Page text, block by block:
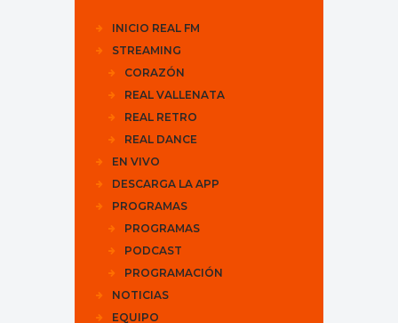
INICIO REAL FM
STREAMING
CORAZÓN
REAL VALLENATA
REAL RETRO
REAL DANCE
EN VIVO
DESCARGA LA APP
PROGRAMAS
PROGRAMAS
PODCAST
PROGRAMACIÓN
NOTICIAS
EQUIPO